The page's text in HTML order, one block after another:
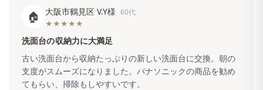
🏠 大阪市鶴見区 V.Y様 60代
★★★★★
洗面台の収納力に大満足
古い洗面台から収納たっぷりの新しい洗面台に交換。朝の
支度がスムーズになりました。パナソニックの商品を勧め
てもらい、掃除もしやすいです。